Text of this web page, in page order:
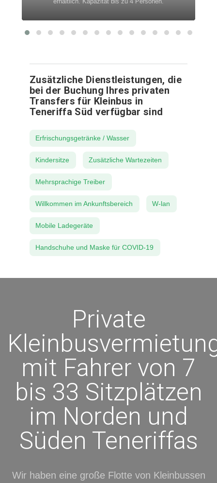
Zusätzliche Dienstleistungen, die
bei der Buchung Ihres privaten
Transfers für Kleinbus in
Teneriffa Süd verfügbar sind
Erfrischungsgetränke / Wasser
Kindersitze Zusätzliche Wartezeiten
Mehrsprachige Treiber
Willkommen im Ankunftsbereich W-lan
Mobile Ladegeräte
Handschuhe und Maske für COVID-19
Private
mit Fahrer von 7
bis 33 Sitzplätzen
im Norden und
Süden Teneriffas
Wir haben eine große Flotte von Kleinbussen